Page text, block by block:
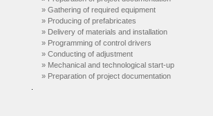
» Gathering of required equipment
» Producing of prefabricates
» Delivery of materials and installation
» Programming of control drivers
» Conducting of adjustment
» Mechanical and technological start-up
» Preparation of project documentation